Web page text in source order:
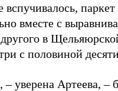
вспучивалось,
вместе с
в
с половиной
– уверена Артеева, –